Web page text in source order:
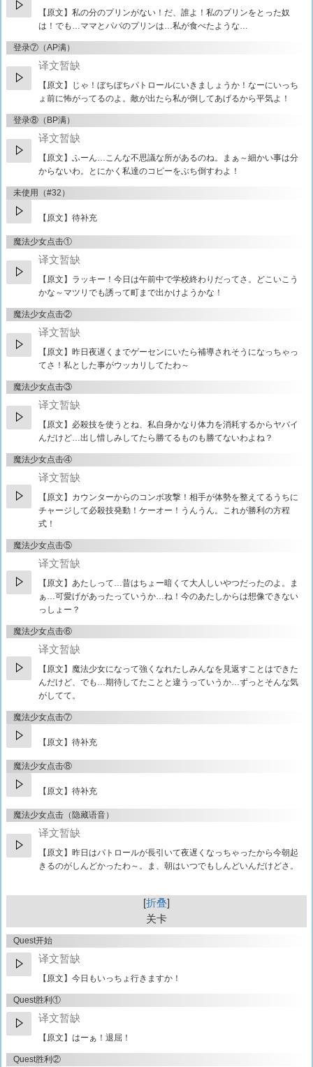
【原文】 私の分のプリンがない！だ、誰よ！私のプリンをとった奴
は！でも…ママとパパのプリンは…私が食べたような…
登录⑦（AP满）
译文暂缺
【原文】
じゃ！ぼちぼちパトロールにいきましょうか！なーにいっち
ょ前に怖がってるのよ。敵が出たら私が倒してあげるから平気よ！
登录⑧（BP满）
译文暂缺
【原文】 ふーん…こんな不思議な所があるのね。まぁ～細かい事は分
からないわ。とにかく私達のコピーをぶち倒すわよ！
未使用（#32）
【原文】待补充
魔法少女点击①
译文暂缺
【原文】 ラッキー！今日は午前中で学校終わりだってさ。どこいこう
かな～マツリでも誘って町まで出かけようかな！
魔法少女点击②
译文暂缺
【原文】 昨日夜遅くまでゲーセンにいたら補導されそうになっちゃっ
てさ！私とした事がウッカリしてたわ～
魔法少女点击③
译文暂缺
【原文】 必殺技を使うとね、私自身かなり体力を消耗するからヤバイ
んだけど…出し惜しみしてたら勝てるものも勝てないわよね？
魔法少女点击④
译文暂缺
【原文】 カウンターからのコンボ攻撃！相手が体勢を整えてるうちに
チャージして必殺技発動！ケーオー！うんうん。これが勝利の方程
式！
魔法少女点击⑤
译文暂缺
【原文】 あたしって…昔はちょー暗くて大人しいやつだったのよ。ま
ぁ…可愛げがあったっていうか…ね！今のあたしからは想像できない
っしょー？
魔法少女点击⑥
译文暂缺
【原文】 魔法少女になって強くなれたしみんなを見返すことはできた
んだけど、でも…期待してたことと違うっていうか…ずっとそんな気
がしてて。
魔法少女点击⑦
【原文】待补充
魔法少女点击⑧
【原文】待补充
魔法少女点击（隐藏语音）
译文暂缺
【原文】 昨日はパトロールが長引いて夜遅くなっちゃったから今朝起
きるのがしんどかったわ～。ま、朝はいつでもしんどいんだけどさ。
折叠
关卡
Quest开始
译文暂缺
【原文】 今日もいっちょ行きますか！
Quest胜利①
译文暂缺
【原文】 はーぁ！退屈！
Quest胜利②